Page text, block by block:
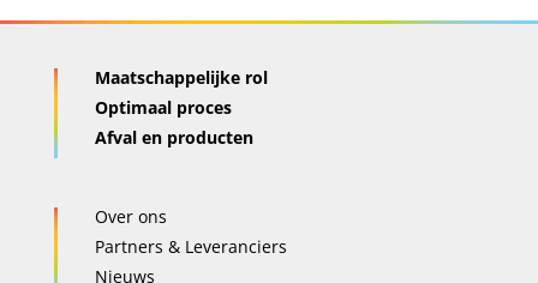
Maatschappelijke rol
Optimaal proces
Afval en producten
Over ons
Partners & Leveranciers
Nieuws